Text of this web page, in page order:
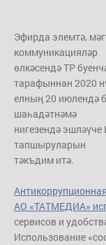
Эфирда элемтә,
коммуникацияләр
өлкәсендә ТР
тарафыннан 2020
елның 20 июлендә
шаһадәтнәмә
нигезендә
тапшыруларын
тәкъдим итә.
АО «ТАТМЕДИА»
сервисов и
Использование